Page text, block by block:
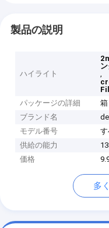
製品の説明
ハイライト
,
パッケージの詳細
箱
ブランド名
モデル番号
供給の能力
価格
多